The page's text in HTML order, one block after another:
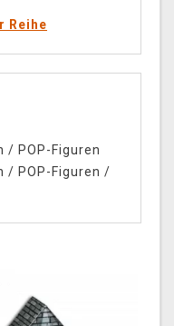
Reihe
/ POP-Figuren
/ POP-Figuren /